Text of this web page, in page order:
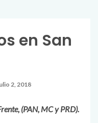
en San
2, 2018
(PAN, MC y PRD).